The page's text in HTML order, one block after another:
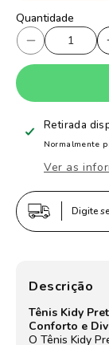
Quantidade
Quantidade
Diminuir
a
de
Tênis
Infantil
Menino
Energy
Baby
Bombeiro
Retirada
Normalmente
Ver as
Digite
Descrição
Tênis Kidy
Conforto e
O Tênis Kidy